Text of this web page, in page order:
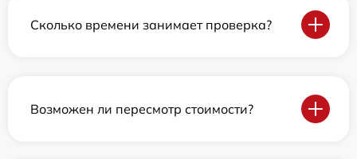
Сколько времени занимает проверка?
Возможен ли пересмотр стоимости?